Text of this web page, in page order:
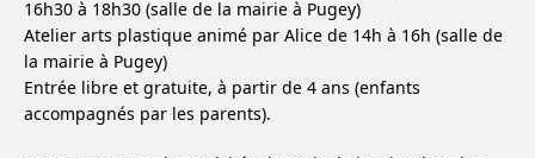
16h30 à 18h30 (salle de la mairie à Pugey)
Atelier arts plastique animé par Alice de 14h à 16h (salle de
la mairie à Pugey)
Entrée libre et gratuite, à partir de 4 ans (enfants
accompagnés par les parents).